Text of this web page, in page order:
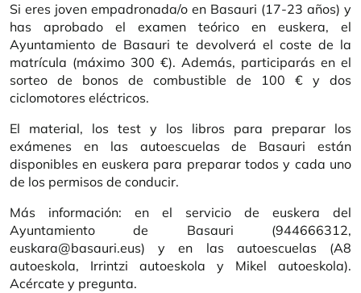
Si eres joven empadronada/o en Basauri (17-23 años) y
has aprobado el examen teórico en euskera, el
Ayuntamiento de Basauri te devolverá el coste de la
matrícula (máximo 300 €). Además, participarás en el
sorteo de bonos de combustible de 100 € y dos
ciclomotores eléctricos.
El material, los test y los libros para preparar los
exámenes en las autoescuelas de Basauri están
disponibles en euskera para preparar todos y cada uno
de los permisos de conducir.
Más información: en el servicio de euskera del
Ayuntamiento de Basauri (944666312,
euskara@basauri.eus) y en las autoescuelas (A8
autoeskola, Irrintzi autoeskola y Mikel autoeskola).
Acércate y pregunta.